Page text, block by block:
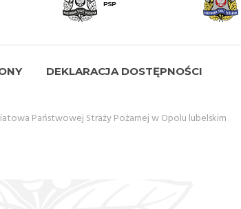
DEKLARACJA DOSTĘPNOŚCI
Państwowej Straży Pożarnej w Opolu lubelskim